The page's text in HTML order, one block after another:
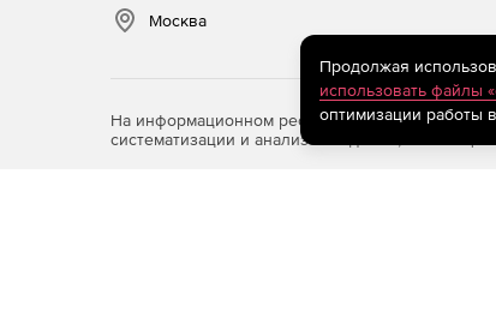
Москва
На информационном ресурсе store.softline.ru
систематизации и анализа сведений,
Продолжая
использовать файлы
оптимизации работы